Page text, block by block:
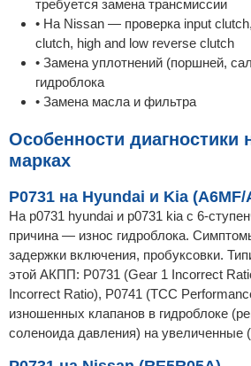
требуется замена трансмиссии
• На Nissan — проверка input
clutch, high and low reverse clutch
• Замена уплотнений (поршней,
гидроблока
• Замена масла и фильтра
Особенности диагностики
марках
P0731 на Hyundai и Kia (A6MF/
На p0731 hyundai и p0731 kia с 6-
причина — износ гидроблока.
задержки включения, пробуксовки.
этой АКПП: P0731 (Gear 1 Incorrect
Incorrect Ratio), P0741 (TCC
изношенных клапанов в гидроблоке
соленоида давления) на увеличенные